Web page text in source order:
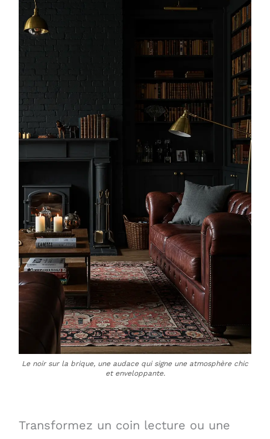
Le noir sur la brique, une audace qui signe une atmosphère chic
et enveloppante.
Transformez un coin lecture ou une